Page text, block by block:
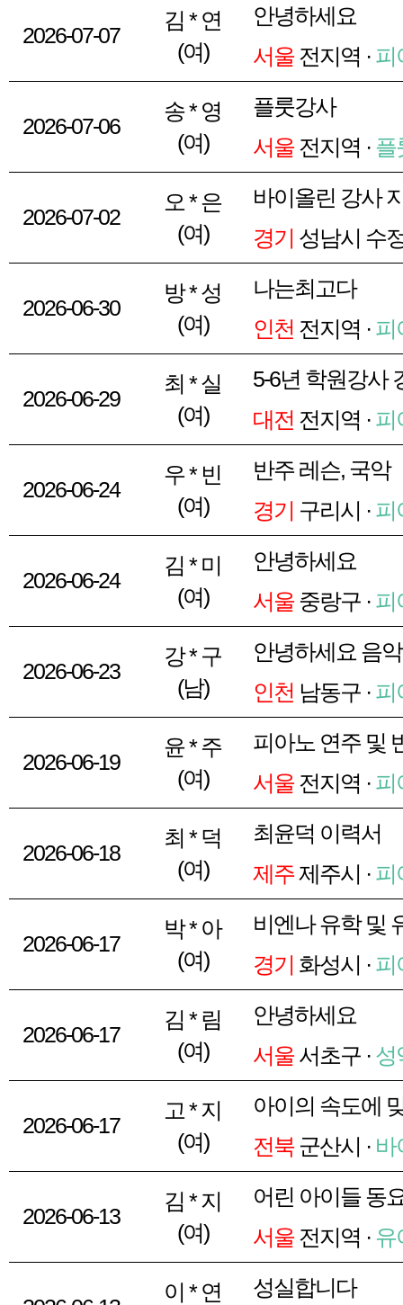
2026-07-07
김 * 연
(여)
안녕하세요
서울전지역 · 피
2026-07-06
송 * 영
(여)
플룻강사
서울전지역 · 플
2026-07-02
오 * 은
(여)
바이올린 강사
경기 성남시 수
2026-06-30
방 * 성
(여)
나는최고다
인천 전지역 · 피
2026-06-29
최 * 실
(여)
5-6년 학원강사
대전 전지역 · 피
2026-06-24
우 * 빈
(여)
반주 레슨, 국악
경기 구리시 · 피
2026-06-24
김 * 미
(여)
안녕하세요
서울중랑구 · 피
2026-06-23
강 * 구
(남)
안녕하세요 음
인천 남동구 · 피
2026-06-19
윤 * 주
(여)
피아노 연주 및
서울전지역 · 피
2026-06-18
최 * 덕
(여)
최윤덕 이력서
제주제주시 · 피
2026-06-17
박 * 아
(여)
비엔나 유학 및
경기 화성시 · 피
2026-06-17
김 * 림
(여)
안녕하세요
서울서초구 · 성
2026-06-17
고 * 지
(여)
아이의 속도에
전북군산시 · 바
2026-06-13
김 * 지
(여)
어린 아이들 동
서울전지역 · 유
이 * 연 성실합니다